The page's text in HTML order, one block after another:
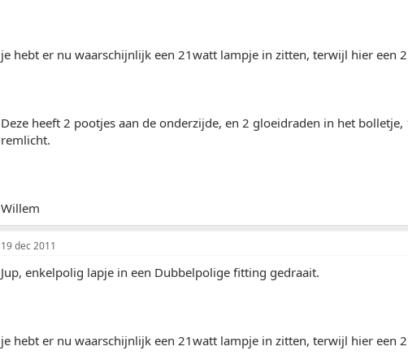
je hebt er nu waarschijnlijk een 21watt lampje in zitten, terwijl hier een
Deze heeft 2 pootjes aan de onderzijde, en 2 gloeidraden in het
remlicht.
Willem
19 dec 2011
Jup, enkelpolig lapje in een Dubbelpolige fitting gedraait.
je hebt er nu waarschijnlijk een 21watt lampje in zitten, terwijl hier een